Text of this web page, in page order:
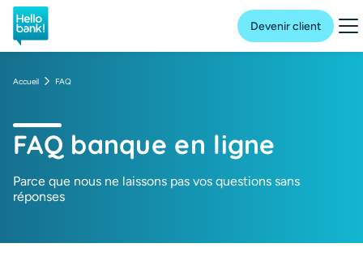
Hello bank! la banque en ligne de BNP Paribas
Devenir client
Accueil FAQ
FAQ banque en ligne
Parce que nous ne laissons pas vos questions sans
réponses